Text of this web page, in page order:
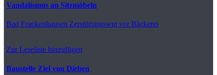
Vandalismus an Sitzmöbeln
Bad Frankenhausen Zerstörungswut vor Bäckerei
Zur Leseliste hinzufügen
Baustelle Ziel von Dieben